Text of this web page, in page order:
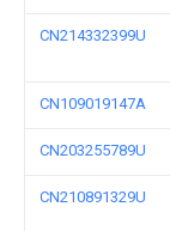
CN214332399U
CN109019147A
CN203255789U
CN210891329U